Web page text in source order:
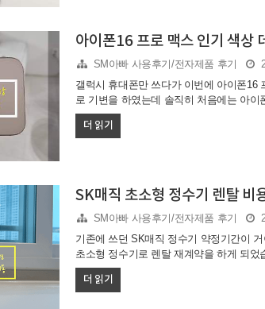
력한 믹서기를 원하게 됩니다. 그러나 대부
자리를 덜 차지하는 필립스 믹서기로 예를
을 선호해서 많이 사용합니다. 저희 또한
아이폰16 프로 맥스 인기 색상
SM아빠 사용후기/전자제품 후기
갤럭시 휴대폰만 쓰다가 이번에 아이폰16
로 기변을 하였는데 솔직히 처음에는 아이
했고, 지금도 딱히 기능을 쓰는게 별로 없
다. 또한 아이폰16 프로 맥스 인기 색상으
음 구입후 문자와 글을 쓸때 자판이 너무나
때 뒤로가기등 갤럭시와 너무나도 달라 진
몇개월 사용하니 나가고 들어가고 넘기고
더 읽기
SK매직 초소형 정수기 렌탈 비
SM아빠 사용후기/전자제품 후기
기존에 쓰던 SK매직 정수기 약정기간이
초소형 정수기로 렌탈 재계약을 하게 되었
품 같은것을 준다고 여기저기서 이야기를
금액 월 렌탈료에 알게 모르게 포함되는것
더 읽기